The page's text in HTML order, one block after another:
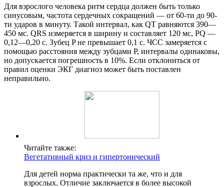
Для взрослого человека ритм сердца должен быть только
синусовым, частота сердечных сокращений — от 60-ти до 90-
ти ударов в минуту. Такой интервал, как QT равняются 390—
450 мс. QRS измеряется в ширину и составляет 120 мс, PQ —
0,12—0,20 с. Зубец P не превышает 0,1 с. ЧСС замеряется с
помощью расстояния между зубцами Р, интервалы одинаковы,
но допускается погрешность в 10%. Если отклониться от
правил оценки ЭКГ диагноз может быть поставлен
неправильно.
Читайте также:
Вегетативный криз и гипертонический
Для детей норма практически та же, что и для
взрослых. Отличие заключается в более высокой